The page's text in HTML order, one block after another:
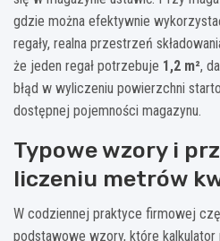
gdzie można efektywnie
regały, realna przestrzeń
że jeden regał potrzebuje 1,2 m²,
błąd w wyliczeniu powierzchni
dostępnej pojemności magazynu.
Typowe wzory i
liczeniu metrów
W codziennej praktyce firmowej
podstawowe wzory, które